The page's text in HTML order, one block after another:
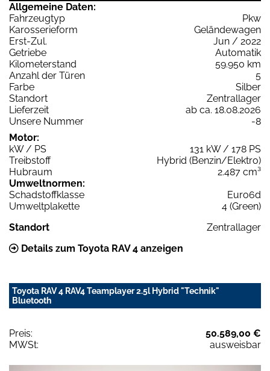
Allgemeine Daten:
Fahrzeugtyp
Pkw
Karosserieform
Geländewagen
Erst-Zul.
Jun / 2022
Getriebe
Automatik
Kilometerstand
59.950 km
Anzahl der Türen
5
Farbe
Silber
Standort
Zentrallager
Lieferzeit
ab ca. 18.08.2026
Unsere Nummer
-8
Motor:
kW / PS
131 kW / 178 PS
Treibstoff
Hybrid (Benzin/Elektro)
Hubraum
2.487 cm³
Umweltnormen:
Schadstoffklasse
Euro6d
Umweltplakette
4 (Green)
Standort
Zentrallager
Details zum Toyota RAV 4 anzeigen
Toyota RAV 4 RAV4 Teamplayer 2.5l Hybrid "Technik"
Bluetooth
Preis:
50.589,00 €
MWSt:
ausweisbar